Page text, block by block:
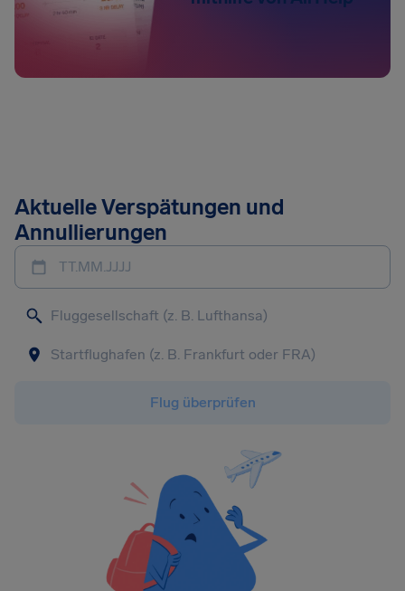
Aktuelle Verspätungen und
Annullierungen
TT.MM.JJJJ
Flug überprüfen